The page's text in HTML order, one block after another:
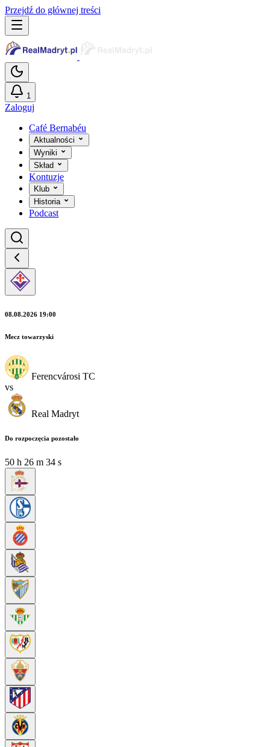
Przejdź do głównej treści
1
Zaloguj
Café Bernabéu
Aktualności
Wyniki
Skład
Kontuzje
Klub
Historia
Podcast
08.08.2026 19:00
Mecz towarzyski
Ferencvárosi TC
vs
Real Madryt
Do rozpoczęcia pozostało
50 h 26 m 34 s